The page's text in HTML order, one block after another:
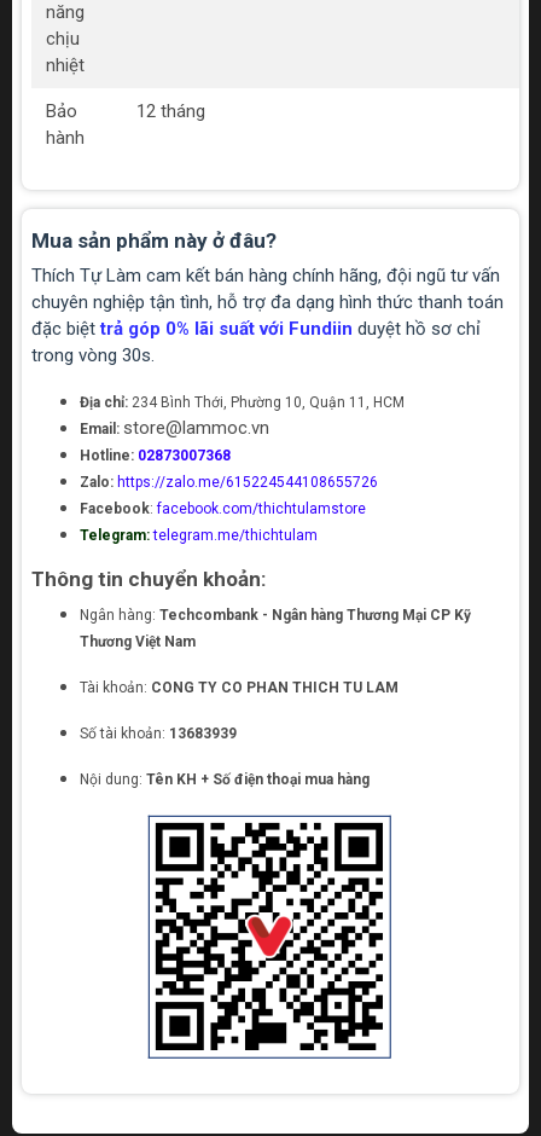
năng
chịu
nhiệt
Bảo
hành
12 tháng
Mua sản phẩm này ở đâu?
Thích Tự Làm cam kết bán hàng chính hãng, đội ngũ tư vấn
chuyên nghiệp tận tình, hỗ trợ đa dạng hình thức thanh toán
đặc biệttrả góp 0% lãi suất với Fundiin duyệt hồ sơ chỉ
trong vòng 30s.
Địa chỉ: 234 Bình Thới, Phường 10, Quận 11, HCM
Email: store@lammoc.vn
Hotline: 02873007368
Zalo: https://zalo.me/615224544108655726
Facebook:facebook.com/thichtulamstore
Telegram: telegram.me/thichtulam
Thông tin chuyển khoản:
Ngân hàng: Techcombank - Ngân hàng Thương Mại CP Kỹ
Thương Việt Nam
Tài khoản: CONG TY CO PHAN THICH TU LAM
Số tài khoản: 13683939
Nội dung: Tên KH + Số điện thoại mua hàng